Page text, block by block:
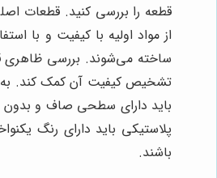
قطعه را بررسی کنید. قطعات
از مواد اولیه با کیفیت و با
ساخته می‌شوند. بررسی ظاهری
تشخیص کیفیت آن کمک کند. به
باید دارای سطحی صاف و بدون
پلاستیکی باید دارای رنگ
باشند.